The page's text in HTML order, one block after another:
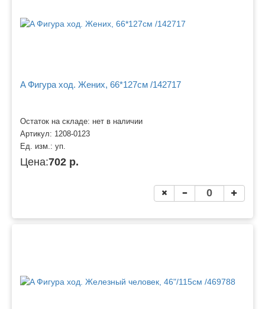
A Фигура ход. Жених, 66*127см /142717
Остаток на складе: нет в наличии
Артикул: 1208-0123
Ед. изм.: уп.
Цена:702 р.